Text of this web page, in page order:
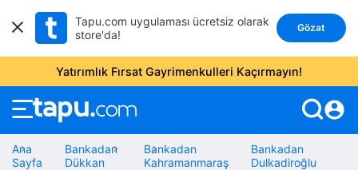
Tapu.com uygulaması ücretsiz olarak
store'da!
Gözat
Yatırımlık Fırsat Gayrimenkulleri Kaçırmayın!
account_circle
Ana
Sayfa
Bankadan
Dükkan
Bankadan
Kahramanmaraş
Bankadan
Dulkadiroğlu